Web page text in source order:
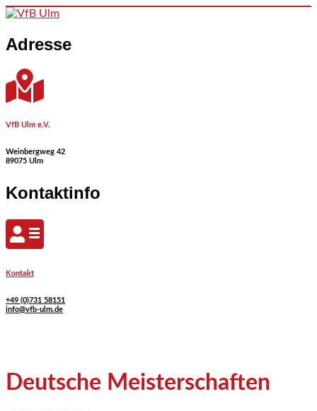
Skip to content
Adresse
VfB Ulm e.V.
Weinbergweg 42
89075 Ulm
Kontaktinfo
Kontakt
+49 (0)731 58151
info@vfb-ulm.de
Deutsche Meisterschaften